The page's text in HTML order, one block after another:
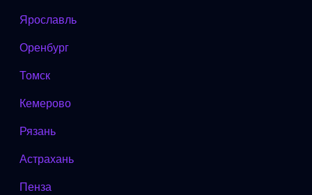
Ярославль
Оренбург
Томск
Кемерово
Рязань
Астрахань
Пенза